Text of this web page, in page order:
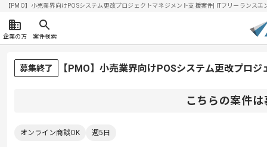
【PMO】小売業界向けPOSシステム更改プロジェクトマネジメント支援案件| ITフリーランス
企業の方 案件検索
募集終了 【PMO】小売業界向けPOSシステム更改プロ
こちらの案件
オンライン商談OK 週5日